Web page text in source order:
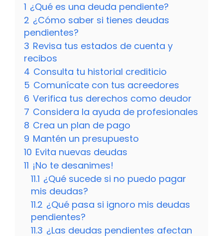
1 ¿Qué es una deuda pendiente?
2 ¿Cómo saber si tienes deudas
pendientes?
3 Revisa tus estados de cuenta y
recibos
4 Consulta tu historial crediticio
5 Comunícate con tus acreedores
6 Verifica tus derechos como deudor
7 Considera la ayuda de profesionales
8 Crea un plan de pago
9 Mantén un presupuesto
10 Evita nuevas deudas
11 ¡No te desanimes!
11.1 ¿Qué sucede si no puedo pagar
mis deudas?
11.2 ¿Qué pasa si ignoro mis deudas
pendientes?
11.3 ¿Las deudas pendientes afectan